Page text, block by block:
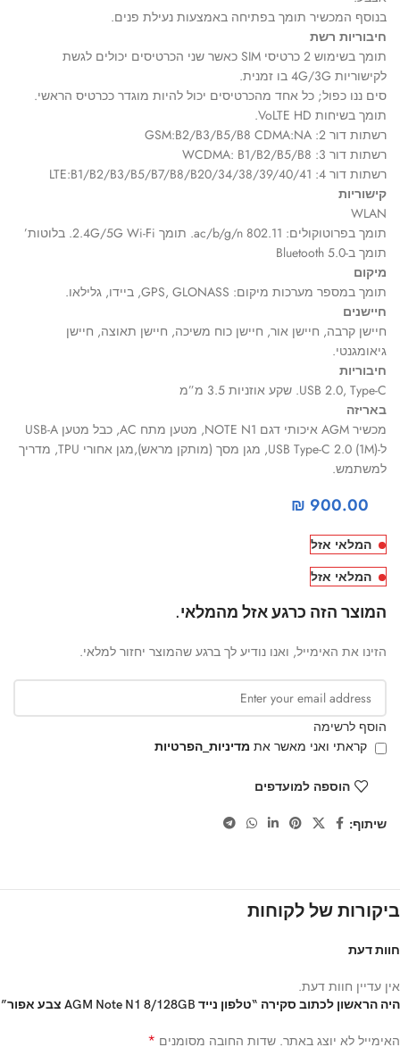
בנוסף המכשיר תומך בפתיחה באמצעות נעילת פנים.
חיבוריות רשת
תומך בשימוש 2 כרטיסי SIM כאשר שני הכרטיסים יכולים לגשת
לקישוריות 4G/3G בו זמנית.
סים ננו כפול; כל אחד מהכרטיסים יכול להיות מוגדר ככרטיס הראשי.
תומך בשיחות VoLTE HD.
רשתות דור 2: GSM:B2/B3/B5/B8 CDMA:NA
רשתות דור 3: WCDMA: B1/B2/B5/B8
רשתות דור 4: LTE:B1/B2/B3/B5/B7/B8/B20/34/38/39/40/41
קישוריות
WLAN
תומך בפרוטוקולים: 802.11 ac/b/g/n. תומך 2.4G/5G Wi-Fi. בלוטות’
תומך ב-Bluetooth 5.0
מיקום
תומך במספר מערכות מיקום: GPS, GLONASS, ביידו, גלילאו.
חיישנים
חיישן קרבה, חיישן אור, חיישן כוח משיכה, חיישן תאוצה, חיישן
גיאומגנטי.
חיבוריות
USB 2.0, Type-C. שקע אוזניות 3.5 מ”מ
באריזה
מכשיר AGM איכותי דגם NOTE N1, מטען מתח AC, כבל מטען USB-A
ל-USB Type-C 2.0 (1M), מגן מסך (מותקן מראש),מגן אחורי TPU, מדריך
למשתמש.
₪ 900.00
המלאי אזל
המלאי אזל
המוצר הזה כרגע אזל מהמלאי.
הזינו את האימייל, ואנו נודיע לך ברגע שהמוצר יחזור למלאי.
הוסף לרשימה
קראתי ואני מאשר את מדיניות_הפרטיות
הוספה למועדפים
שיתוף:
ביקורות של לקוחות
חוות דעת
אין עדיין חוות דעת.
היה הראשון לכתוב סקירה “טלפון נייד AGM Note N1 8/128GB צבע אפור”
האימייל לא יוצג באתר. שדות החובה מסומנים *